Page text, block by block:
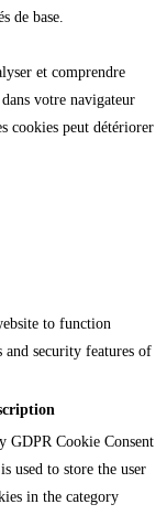
de base.
et comprendre
votre navigateur
cookies peut détériorer
to function
and security features of
GDPR Cookie Consent
used to store the user
in the category